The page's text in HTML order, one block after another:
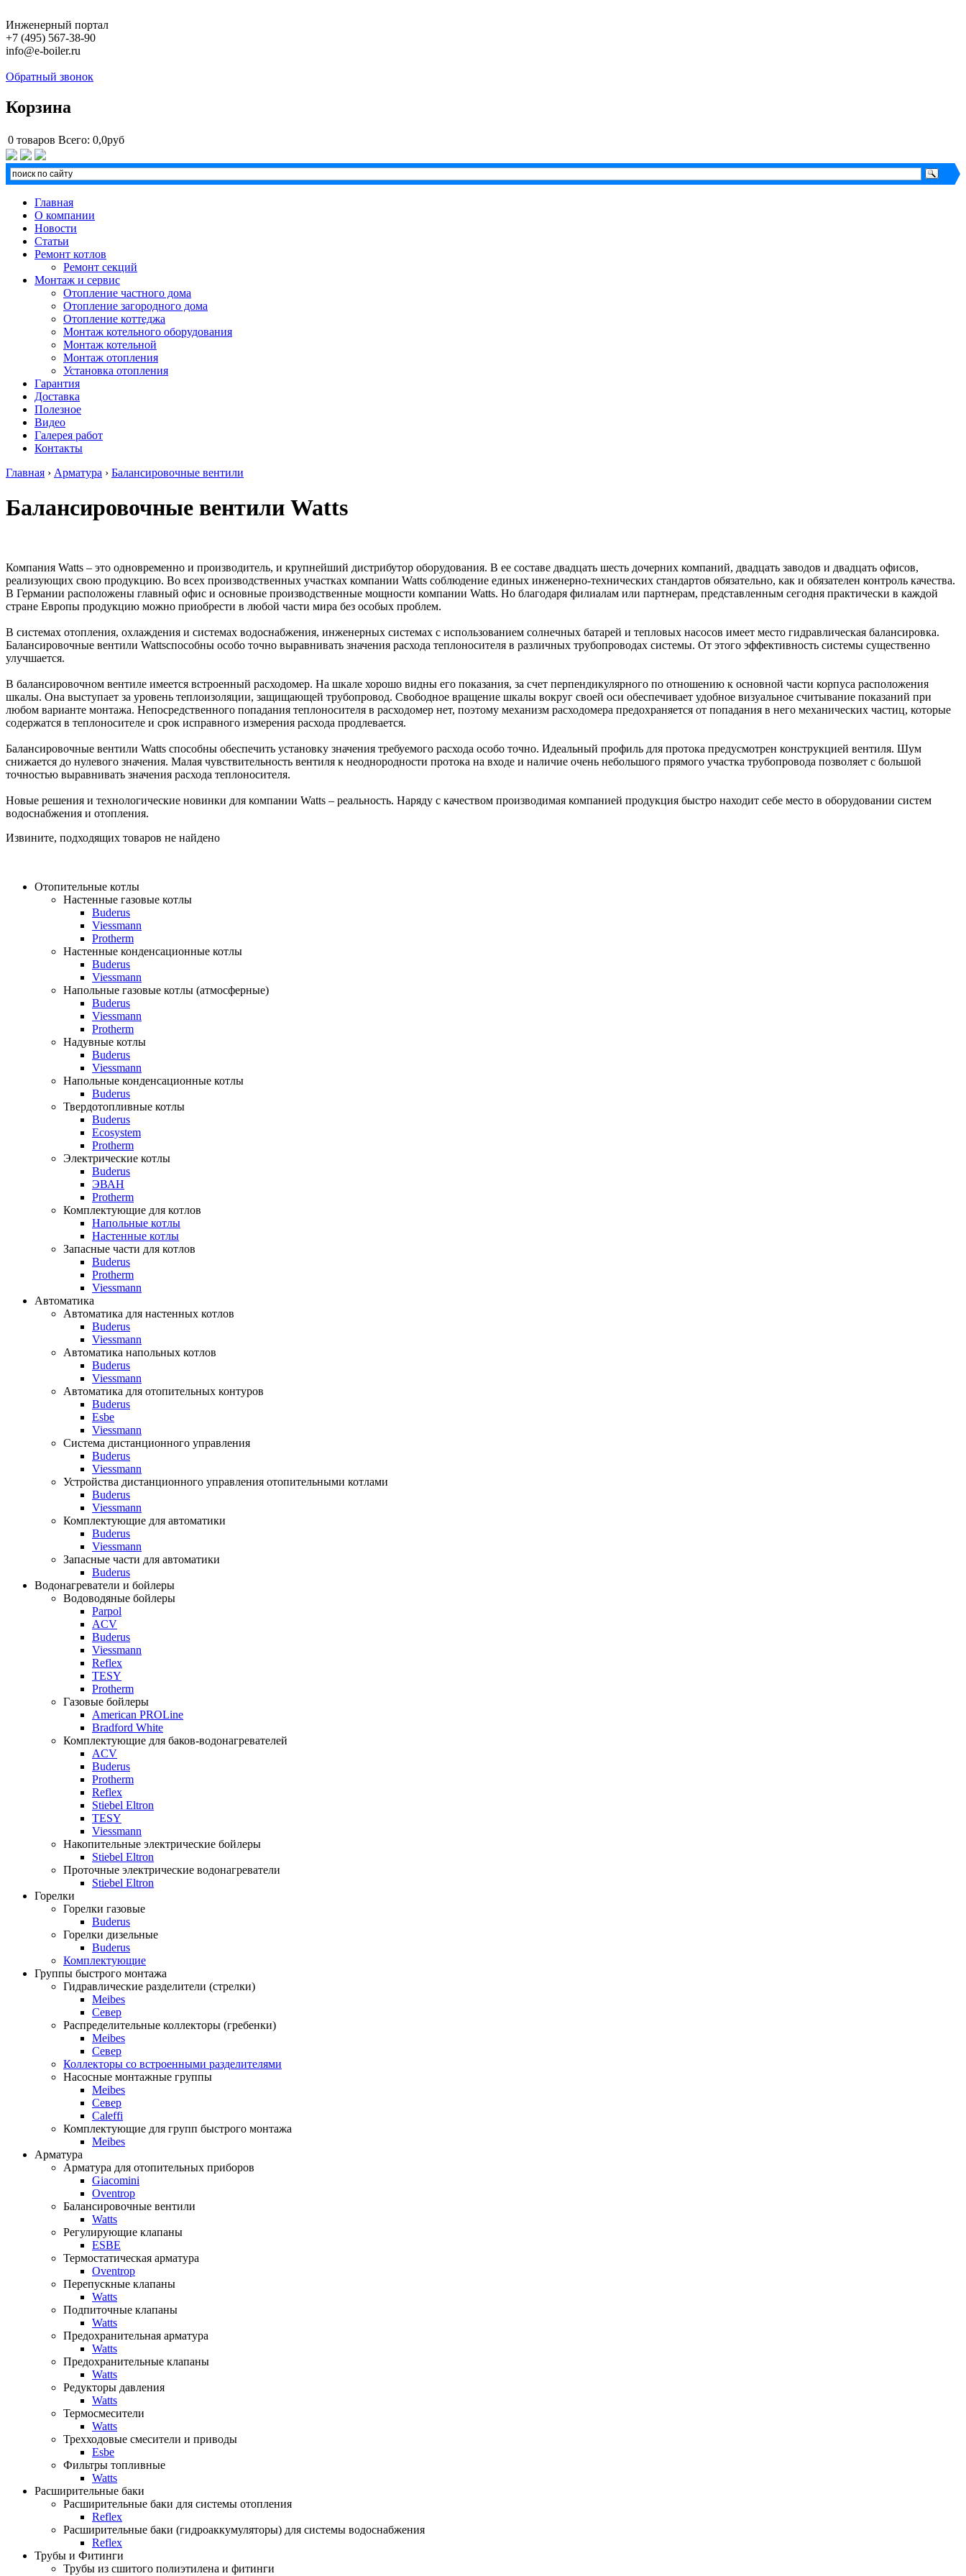
Инженерный портал
+7 (495) 567-38-90
info@e-boiler.ru
Обратный звонок
Корзина
0 товаров Всего: 0,0руб
Главная
О компании
Новости
Статьи
Ремонт котлов
Ремонт секций
Монтаж и сервис
Отопление частного дома
Отопление загородного дома
Отопление коттеджа
Монтаж котельного оборудования
Монтаж котельной
Монтаж отопления
Установка отопления
Гарантия
Доставка
Полезное
Видео
Галерея работ
Контакты
Главная › Арматура › Балансировочные вентили
Балансировочные вентили Watts
Компания Watts – это одновременно и производитель, и крупнейший дистрибутор оборудования. В ее составе двадцать шесть дочерних компаний, двадцать заводов и двадцать офисов,
реализующих свою продукцию. Во всех производственных участках компании Watts соблюдение единых инженерно-технических стандартов обязательно, как и обязателен контроль качества.
В Германии расположены главный офис и основные производственные мощности компании Watts. Но благодаря филиалам или партнерам, представленным сегодня практически в каждой
стране Европы продукцию можно приобрести в любой части мира без особых проблем.
В системах отопления, охлаждения и системах водоснабжения, инженерных системах с использованием солнечных батарей и тепловых насосов имеет место гидравлическая балансировка.
Балансировочные вентили Wattsспособны особо точно выравнивать значения расхода теплоносителя в различных трубопроводах системы. От этого эффективность системы существенно
улучшается.
В балансировочном вентиле имеется встроенный расходомер. На шкале хорошо видны его показания, за счет перпендикулярного по отношению к основной части корпуса расположения
шкалы. Она выступает за уровень теплоизоляции, защищающей трубопровод. Свободное вращение шкалы вокруг своей оси обеспечивает удобное визуальное считывание показаний при
любом варианте монтажа. Непосредственного попадания теплоносителя в расходомер нет, поэтому механизм расходомера предохраняется от попадания в него механических частиц, которые
содержатся в теплоносителе и срок исправного измерения расхода продлевается.
Балансировочные вентили Watts способны обеспечить установку значения требуемого расхода особо точно. Идеальный профиль для протока предусмотрен конструкцией вентиля. Шум
снижается до нулевого значения. Малая чувствительность вентиля к неоднородности протока на входе и наличие очень небольшого прямого участка трубопровода позволяет с большой
точностью выравнивать значения расхода теплоносителя.
Новые решения и технологические новинки для компании Watts – реальность. Наряду с качеством производимая компанией продукция быстро находит себе место в оборудовании систем
водоснабжения и отопления.
Извините, подходящих товаров не найдено
Отопительные котлы
Настенные газовые котлы
Buderus
Viessmann
Protherm
Настенные конденсационные котлы
Buderus
Viessmann
Напольные газовые котлы (атмосферные)
Buderus
Viessmann
Protherm
Надувные котлы
Buderus
Viessmann
Напольные конденсационные котлы
Buderus
Твердотопливные котлы
Buderus
Ecosystem
Protherm
Электрические котлы
Buderus
ЭВАН
Protherm
Комплектующие для котлов
Напольные котлы
Настенные котлы
Запасные части для котлов
Buderus
Protherm
Viessmann
Автоматика
Автоматика для настенных котлов
Buderus
Viessmann
Автоматика напольных котлов
Buderus
Viessmann
Автоматика для отопительных контуров
Buderus
Esbe
Viessmann
Система дистанционного управления
Buderus
Viessmann
Устройства дистанционного управления отопительными котлами
Buderus
Viessmann
Комплектующие для автоматики
Buderus
Viessmann
Запасные части для автоматики
Buderus
Водонагреватели и бойлеры
Водоводяные бойлеры
Parpol
ACV
Buderus
Viessmann
Reflex
TESY
Protherm
Газовые бойлеры
American PROLine
Bradford White
Комплектующие для баков-водонагревателей
ACV
Buderus
Protherm
Reflex
Stiebel Eltron
TESY
Viessmann
Накопительные электрические бойлеры
Stiebel Eltron
Проточные электрические водонагреватели
Stiebel Eltron
Горелки
Горелки газовые
Buderus
Горелки дизельные
Buderus
Комплектующие
Группы быстрого монтажа
Гидравлические разделители (стрелки)
Meibes
Север
Распределительные коллекторы (гребенки)
Meibes
Север
Коллекторы со встроенными разделителями
Насосные монтажные группы
Meibes
Север
Caleffi
Комплектующие для групп быстрого монтажа
Meibes
Арматура
Арматура для отопительных приборов
Giacomini
Oventrop
Балансировочные вентили
Watts
Регулирующие клапаны
ESBE
Термостатическая арматура
Oventrop
Перепускные клапаны
Watts
Подпиточные клапаны
Watts
Предохранительная арматура
Watts
Предохранительные клапаны
Watts
Редукторы давления
Watts
Термосмесители
Watts
Трехходовые смесители и приводы
Esbe
Фильтры топливные
Watts
Расширительные баки
Расширительные баки для системы отопления
Reflex
Расширительные баки (гидроаккумуляторы) для системы водоснабжения
Reflex
Трубы и Фитинги
Трубы из сшитого полиэтилена и фитинги